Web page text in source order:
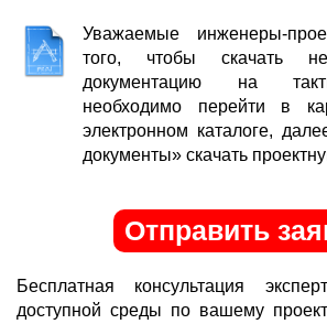
Уважаемые инженеры-
того, чтобы скачать
документацию на
необходимо перейти в
электронном каталоге,
документы» скачать
Отправить
Бесплатная консультация
доступной среды по вашему